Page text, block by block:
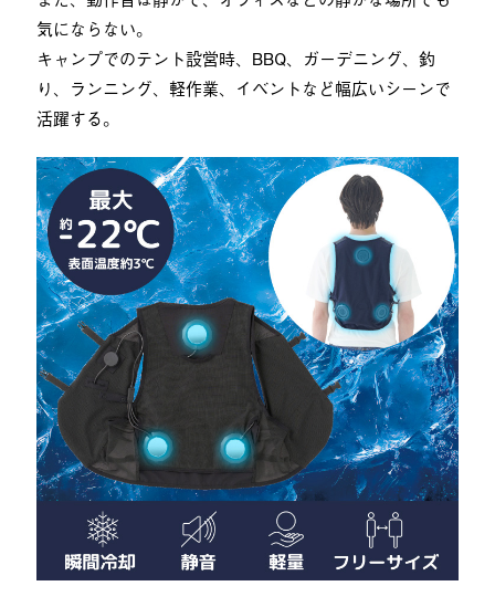
気にならない。
キャンプでのテント設営時、BBQ、ガーデニング、釣
り、ランニング、軽作業、イベントなど幅広いシーンで
活躍する。